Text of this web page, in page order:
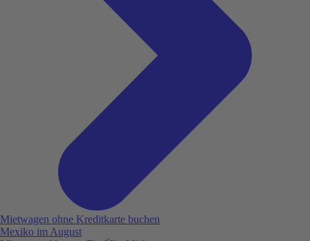
Mietwagen ohne Kreditkarte buchen
Mexiko im August